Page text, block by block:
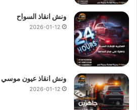
ونش انقاذ السواح
2026-01-12
ونش انقاذ عيون موسي
2026-01-12